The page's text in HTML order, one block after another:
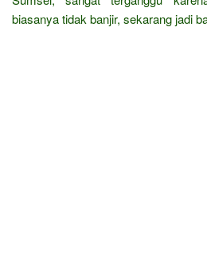
biasanya tidak banjir, sekarang jadi